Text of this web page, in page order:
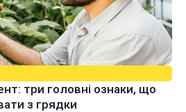
три головні ознаки, що
з грядки